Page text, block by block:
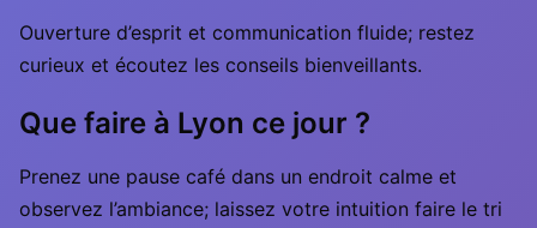
Ouverture d’esprit et communication fluide; restez
curieux et écoutez les conseils bienveillants.
Que faire à Lyon ce jour ?
Prenez une pause café dans un endroit calme et
observez l’ambiance; laissez votre intuition faire le tri